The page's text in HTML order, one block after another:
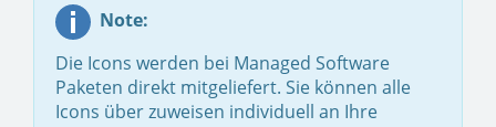
Note:
Die Icons werden bei Managed Software
Paketen direkt mitgeliefert. Sie können alle
Icons über zuweisen individuell an Ihre